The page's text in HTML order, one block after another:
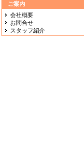
ご案内
会社概要
お問合せ
スタッフ紹介